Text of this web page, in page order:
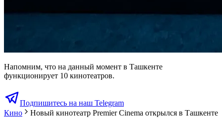
Напомним, что на данный момент в Ташкенте
функционирует 10 кинотеатров.
Подпишитесь на наш Telegram
Кино
Новый кинотеатр Premier Cinema открылся в Ташкенте